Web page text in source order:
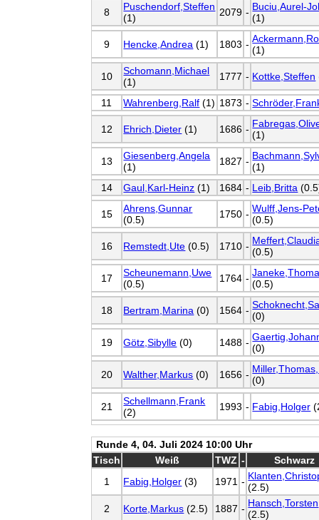
8
Puschendorf,Steffen
(1)
2079 - Buciu,Aurel-
(1)
9 Hencke,Andrea (1) 1803 - (1)
10
Schomann,Michael
(1)
1777 - Kottke,Steffen
11 Wahrenberg,Ralf (1) 1873 -
12 Ehrich,Dieter (1) 1686 - (1)
13
Giesenberg,Angela
(1)
1827 - (1)
14
Gaul,Karl-Heinz (1) 1684 - Leib,Britta
15
Ahrens,Gunnar
(0.5)
1750 - Wulff,Jens-
(0.5)
16 Remstedt,Ute (0.5) 1710 - (0.5)
17
Scheunemann,Uwe
(0.5)
1764 - (0.5)
18 Bertram,Marina (0) 1564 - (0)
19 Götz,Sibylle (0) 1488 - (0)
20 Walther,Markus (0) 1656 - (0)
21
Schellmann,Frank
(2)
1993 - Fabig,Holger
Runde 4, 04. Juli 2024 10:00 Uhr
Tisch
Weiß TWZ -
Schwarz
1
Fabig,Holger (3) 1971 - (2.5)
2
Korte,Markus (2.5) 1887 - Hansch,Torsten
(2.5)